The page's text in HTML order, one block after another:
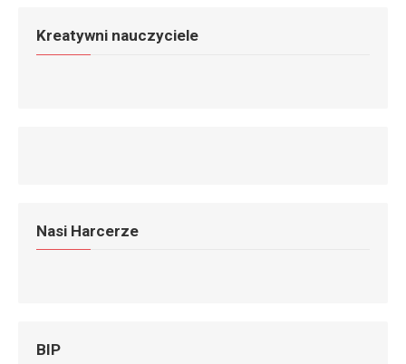
Kreatywni nauczyciele
Nasi Harcerze
BIP